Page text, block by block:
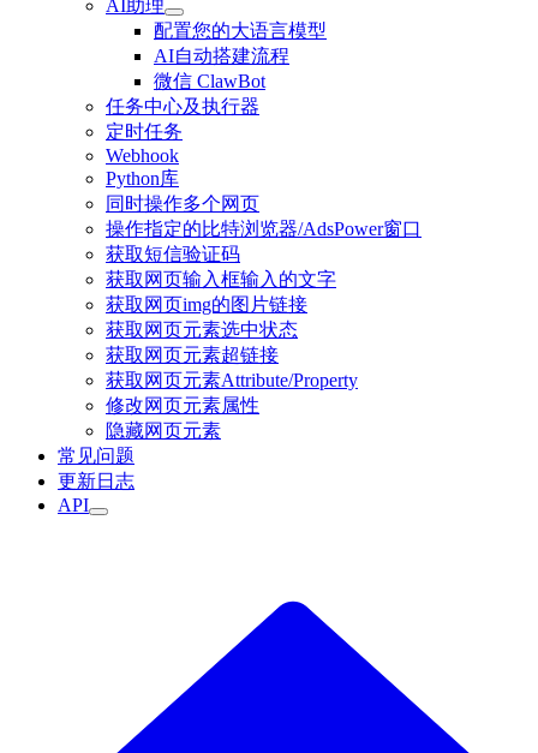
AI助理
配置您的大语言模型
AI自动搭建流程
微信 ClawBot
任务中心及执行器
定时任务
Webhook
Python库
同时操作多个网页
操作指定的比特浏览器/AdsPower窗口
获取短信验证码
获取网页输入框输入的文字
获取网页img的图片链接
获取网页元素选中状态
获取网页元素超链接
获取网页元素Attribute/Property
修改网页元素属性
隐藏网页元素
常见问题
更新日志
API